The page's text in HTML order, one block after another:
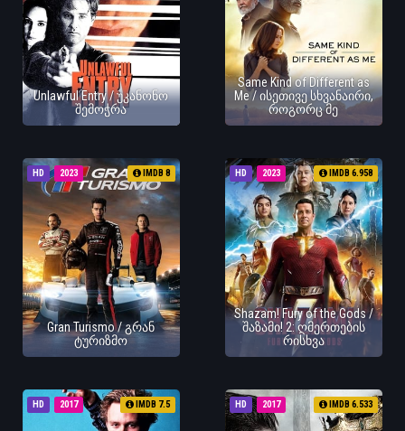
Unlawful Entry / უკანონო
შემოჭრა
Same Kind of Different as
Me / ისეთივე სხვანაირი,
როგორც მე
HD 2023 IMDB 8
Gran Turismo / გრან
ტურიზმო
HD 2023 IMDB 6.958
Shazam! Fury of the Gods /
შაზამი! 2: ღმერთების
რისხვა
HD 2017 IMDB 7.5 HD 2017 IMDB 6.533